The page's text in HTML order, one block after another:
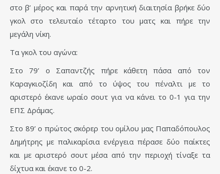
στο β’ μέρος και παρά την αρνητική διαιτησία βρήκε δύο
γκολ στο τελευταίο τέταρτο του ματς και πήρε την
μεγάλη νίκη.
Τα γκολ του αγώνα:
Στο 79’ ο Σαπαντζής πήρε κάθετη πάσα από τον
Καραγκιοζίδη και από το ύψος του πέναλτι με το
αριστερό έκανε ωραίο σουτ για να κάνει το 0-1 για την
ΕΠΣ Δράμας.
Στο 89’ ο πρώτος σκόρερ του ομίλου μας Παπαδόπουλος
Δημήτρης με παλικαρίσια ενέργεια πέρασε δύο παίκτες
και με αριστερό σουτ μέσα από την περιοχή τίναξε τα
δίχτυα και έκανε το 0-2.